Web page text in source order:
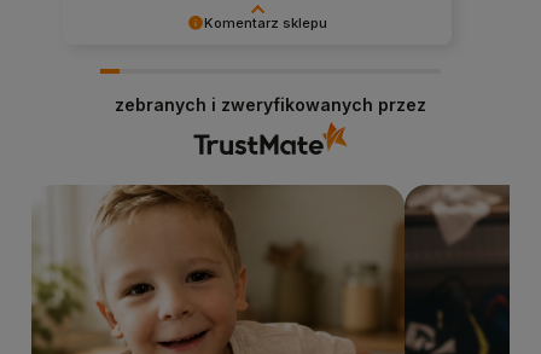
Komentarz sklepu
internetowego stacjabio.pl
zebranych i zweryfikowanych przez